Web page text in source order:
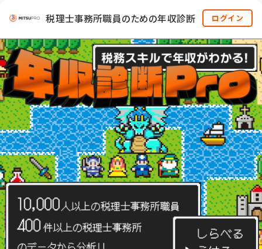
税理士事務所職員のための年収診断 ログイン